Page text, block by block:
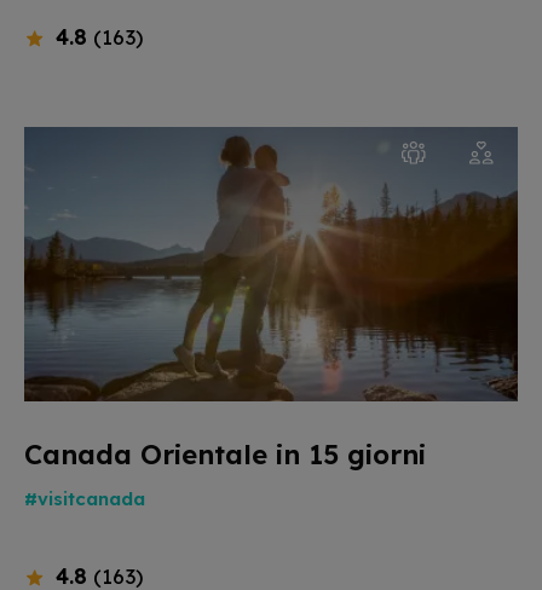
4.8 (163)
Canada Orientale in 15 giorni
#visitcanada
4.8 (163)